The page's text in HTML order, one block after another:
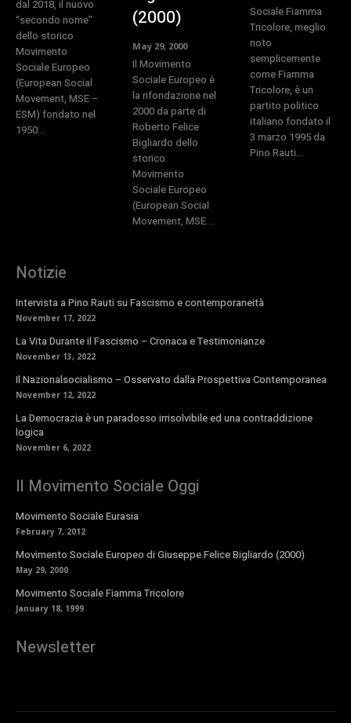
dal 2018, il nuovo
“secondo nome”
dello storico
Movimento
Sociale Europeo
(European Social
Movement, MSE –
ESM) fondato nel
1950...
(2000)
May 29, 2000
Il Movimento
Sociale Europeo è
la rifondazione nel
2000 da parte di
Roberto Felice
Bigliardo dello
storico
Movimento
Sociale Europeo
(European Social
Movement, MSE...
Sociale Fiamma
Tricolore, meglio
noto
semplicemente
come Fiamma
Tricolore, è un
partito politico
italiano fondato il
3 marzo 1995 da
Pino Rauti...
Notizie
Intervista a Pino Rauti su Fascismo e contemporaneità
November 17, 2022
La Vita Durante il Fascismo – Cronaca e Testimonianze
November 13, 2022
Il Nazionalsocialismo – Osservato dalla Prospettiva Contemporanea
November 12, 2022
La Democrazia è un paradosso irrisolvibile ed una contraddizione
logica
November 6, 2022
Il Movimento Sociale Oggi
Movimento Sociale Eurasia
February 7, 2012
Movimento Sociale Europeo di Giuseppe Felice Bigliardo (2000)
May 29, 2000
Movimento Sociale Fiamma Tricolore
January 18, 1999
Newsletter